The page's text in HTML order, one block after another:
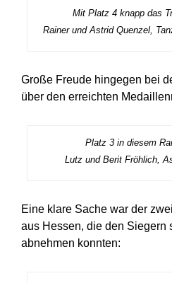
Mit Platz 4 knapp das
Rainer und Astrid Quenzel,
Große Freude hingegen bei
über den erreichten
Platz 3 in diesem
Lutz und Berit Fröhlich,
Eine klare Sache war der
aus Hessen, die den Siegern
abnehmen konnten: